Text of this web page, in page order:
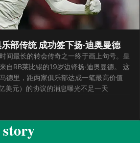
部传统 成功签下扬·迪奥曼德
间最长的转会传奇之一终于画上句号。皇
自RB莱比锡的19岁边锋扬·迪奥曼德。 这
德里，距两家俱乐部达成一笔最高价值
美元）的协议的消息曝光不足一天